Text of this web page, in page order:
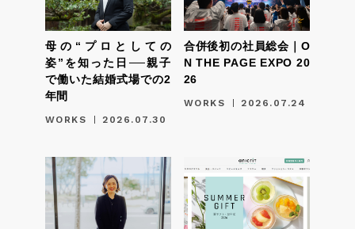
母の“プロとしての
姿”を知った日──親子
で働いた結婚式場での2
年間
WORKS 2026.07.30
合併後初の社員総会｜O
N THE PAGE EXPO 20
26
WORKS 2026.07.24